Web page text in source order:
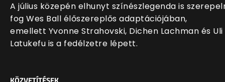
A július közepén elhunyt színészlegenda is
fog Wes Ball élőszereplős adaptációjában,
emellett Yvonne Strahovski, Dichen Lachman és Uli
Latukefu is a fedélzetre lépett.